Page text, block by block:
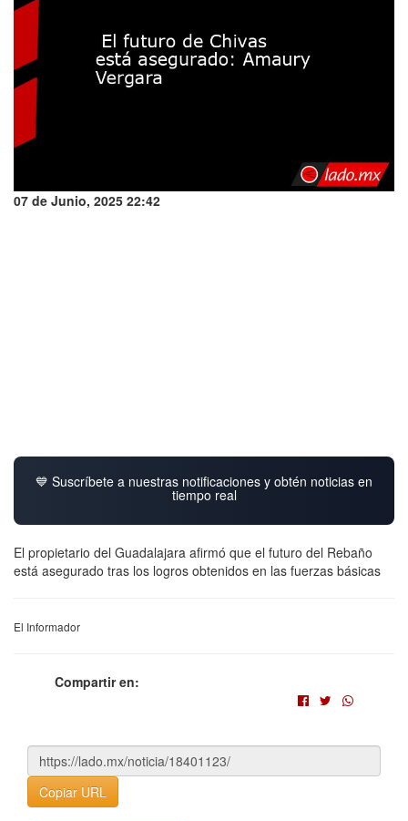
07 de Junio, 2025 22:42
💙 Suscríbete a nuestras notificaciones y obtén noticias en
tiempo real
El propietario del Guadalajara afirmó que el futuro del Rebaño
está asegurado tras los logros obtenidos en las fuerzas básicas
El Informador
Compartir en:
Copiar URL